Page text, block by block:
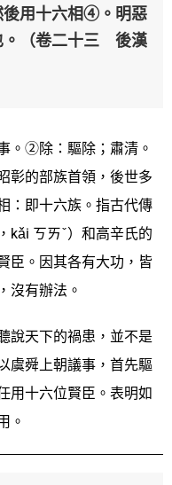
用十六相④。明惡
。（卷二十三 後漢
。②除：驅除；肅清。
彰的部族首領，後世多
：即十六族。指古代傳
kǎi ㄎㄞˇ）和高辛氏的
臣。因其各有大功，皆
沒有辦法。
說天下的禍患，並不是
虞舜上朝議事，首先驅
用十六位賢臣。表明如
。